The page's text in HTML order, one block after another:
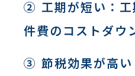
② 工期が短い：工
件費のコストダウ
③ 節税効果が高い